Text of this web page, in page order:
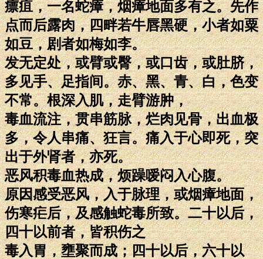
瘭疽，一名蛇瘴，烟瘴地面多有之。先作
点而后露肉，四畔若牛唇黑硬，小者如粟
如豆，剧者如梅如李。
发无定处，或臂或臀，或口齿，或肚脐，
多见手、足指间。赤、黑、青、白，色变
不常。根深入肌，走臂游肿，
毒血流注，贯串筋脉，烂肉见骨，出血极
多，令人串痛、狂言。痛入于心即死，突
出于外肾者，亦死。
恶风积毒血热成，烦躁嗳闷入心腹。
原因感受恶风，入于脉理，或烟瘴地面，
伤寒疟后，及感触蛇毒所致。二十以后，
四十以前者，皆积伤之
毒入胃，壅聚而成；四十以后，六十以